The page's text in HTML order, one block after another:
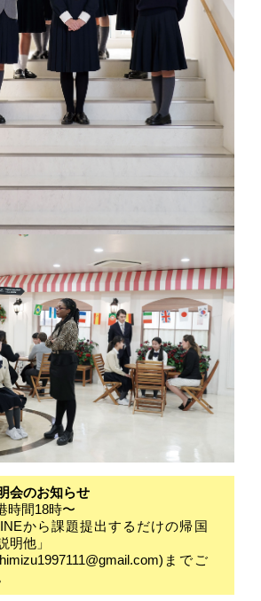
会のお知らせ
時間18時〜
から課題提出するだけの帰国
明他」
までご